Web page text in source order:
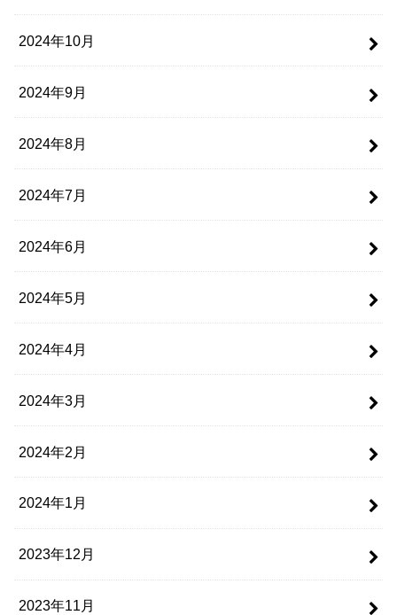
2024年10月
2024年9月
2024年8月
2024年7月
2024年6月
2024年5月
2024年4月
2024年3月
2024年2月
2024年1月
2023年12月
2023年11月